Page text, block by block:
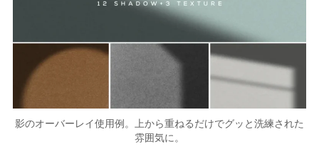
影のオーバーレイ使用例。上から重ねるだけでグッと洗練された
雰囲気に。